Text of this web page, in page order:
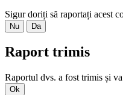
Sigur doriți să raportați acest
Nu Da
Raport trimis
Raportul dvs. a fost trimis și
Ok